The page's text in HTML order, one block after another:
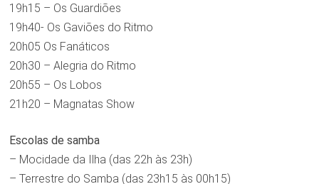
19h15 – Os Guardiões
19h40- Os Gaviões do Ritmo
20h05 Os Fanáticos
20h30 – Alegria do Ritmo
20h55 – Os Lobos
21h20 – Magnatas Show
Escolas de samba
– Mocidade da Ilha (das 22h às 23h)
– Terrestre do Samba (das 23h15 às 00h15)